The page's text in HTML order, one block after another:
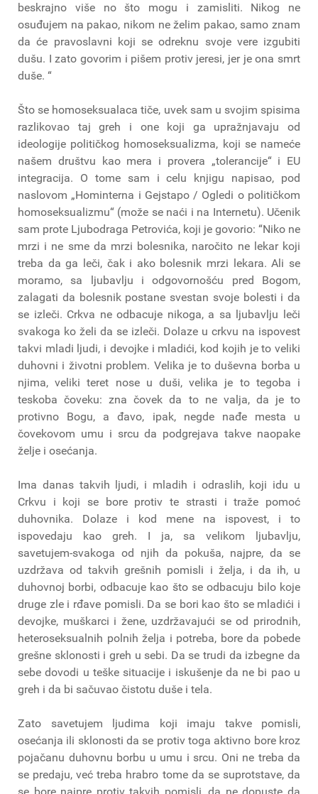
beskrajno više no što mogu i zamisliti. Nikog ne
osuđujem na pakao, nikom ne želim pakao, samo znam
da će pravoslavni koji se odreknu svoje vere izgubiti
dušu. I zato govorim i pišem protiv jeresi, jer je ona smrt
duše. “
Što se homoseksualaca tiče, uvek sam u svojim spisima
razlikovao taj greh i one koji ga upražnjavaju od
ideologije političkog homoseksualizma, koji se nameće
našem društvu kao mera i provera „tolerancije“ i EU
integracija. O tome sam i celu knjigu napisao, pod
naslovom „Hominterna i Gejstapo / Ogledi o političkom
homoseksualizmu“ (može se naći i na Internetu). Učenik
sam prote Ljubodraga Petrovića, koji je govorio: “Niko ne
mrzi i ne sme da mrzi bolesnika, naročito ne lekar koji
treba da ga leči, čak i ako bolesnik mrzi lekara. Ali se
moramo, sa ljubavlju i odgovornošću pred Bogom,
zalagati da bolesnik postane svestan svoje bolesti i da
se izleči. Crkva ne odbacuje nikoga, a sa ljubavlju leči
svakoga ko želi da se izleči. Dolaze u crkvu na ispovest
takvi mladi ljudi, i devojke i mladići, kod kojih je to veliki
duhovni i životni problem. Velika je to duševna borba u
njima, veliki teret nose u duši, velika je to tegoba i
teskoba čoveku: zna čovek da to ne valja, da je to
protivno Bogu, a đavo, ipak, negde nađe mesta u
čovekovom umu i srcu da podgrejava takve naopake
želje i osećanja.
Ima danas takvih ljudi, i mladih i odraslih, koji idu u
Crkvu i koji se bore protiv te strasti i traže pomoć
duhovnika. Dolaze i kod mene na ispovest, i to
ispovedaju kao greh. I ja, sa velikom ljubavlju,
savetujem-svakoga od njih da pokuša, najpre, da se
uzdržava od takvih grešnih pomisli i želja, i da ih, u
duhovnoj borbi, odbacuje kao što se odbacuju bilo koje
druge zle i rđave pomisli. Da se bori kao što se mladići i
devojke, muškarci i žene, uzdržavajući se od prirodnih,
heteroseksualnih polnih želja i potreba, bore da pobede
grešne sklonosti i greh u sebi. Da se trudi da izbegne da
sebe dovodi u teške situacije i iskušenje da ne bi pao u
greh i da bi sačuvao čistotu duše i tela.
Zato savetujem ljudima koji imaju takve pomisli,
osećanja ili sklonosti da se protiv toga aktivno bore kroz
pojačanu duhovnu borbu u umu i srcu. Oni ne treba da
se predaju, već treba hrabro tome da se suprotstave, da